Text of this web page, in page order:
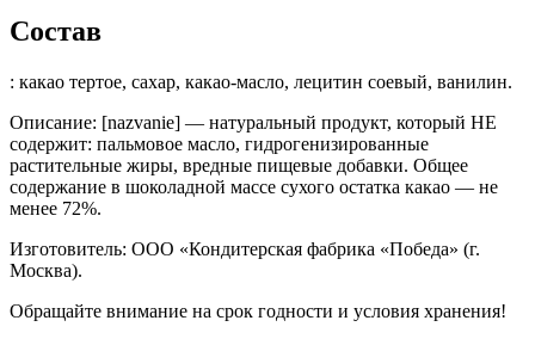
Состав
: какао тертое, сахар, какао-масло, лецитин соевый, ванилин.
Описание: [nazvanie] — натуральный продукт, который НЕ
содержит: пальмовое масло, гидрогенизированные
растительные жиры, вредные пищевые добавки. Общее
содержание в шоколадной массе сухого остатка какао — не
менее 72%.
Изготовитель: ООО «Кондитерская фабрика «Победа» (г.
Москва).
Обращайте внимание на срок годности и условия хранения!